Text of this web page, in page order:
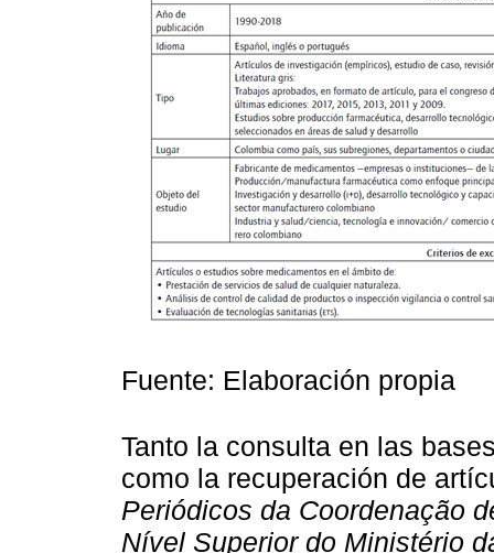
Fuente: Elaboración propia
Tanto la consulta en las
como la recuperación de
Periódicos da Coordenação
Nível Superior do Ministério